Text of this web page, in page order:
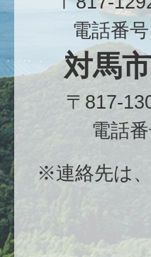
電話番
対馬
〒817-
電話
※連絡先は